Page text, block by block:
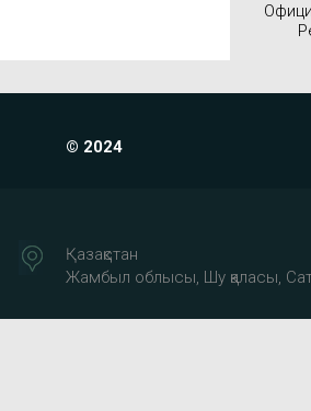
© 2024
Қазақстан
Жамбыл облысы, Шу қаласы,